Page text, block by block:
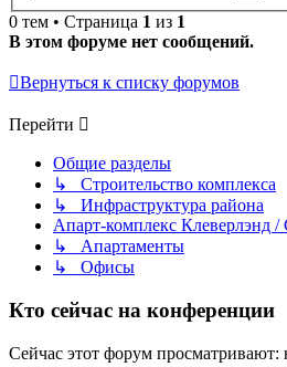
0 тем • Страница 1 из 1
В этом форуме нет сообщений.
Вернуться к списку форумов
Перейти
Общие разделы
↳ Строительство комплекса
↳ Инфраструктура района
Апарт-комплекс Клеверлэнд /
↳ Апартаменты
↳ Офисы
Кто сейчас на конференции
Сейчас этот форум просматривают: